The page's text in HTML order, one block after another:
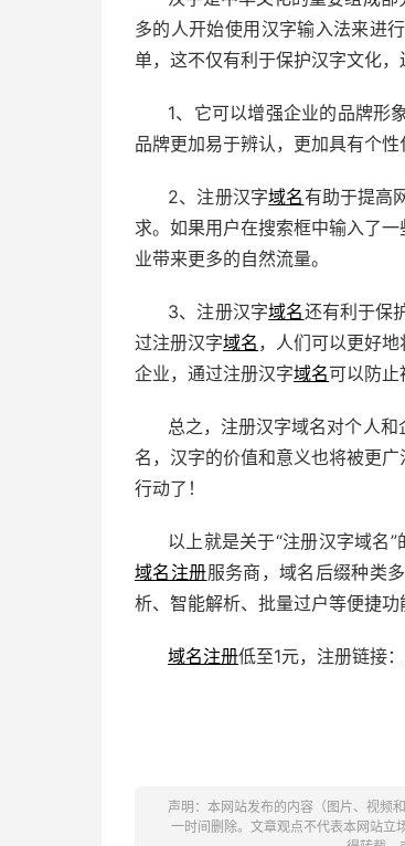
多的人开始使用汉字输入法来进
单，这不仅有利于保护汉字文化
1、它可以增强企业的品牌形
品牌更加易于辨认，更加具有个
2、注册汉字域名有助于提高
求。如果用户在搜索框中输入了
业带来更多的自然流量。
3、注册汉字域名还有利于保
过注册汉字域名 ，人们可以更好
企业，通过注册汉字域名可以防止
总之，注册汉字域名对个人
名，汉字的价值和意义也将被更
行动了！
以上就是关于“注册汉字域名”
域名注册服务商，域名后缀种类
析、智能解析、批量过户等便捷
域名注册低至1元，注册链接：
声明：本网站发布的内容（图片、视频
一时间删除。文章观点不代表本网站